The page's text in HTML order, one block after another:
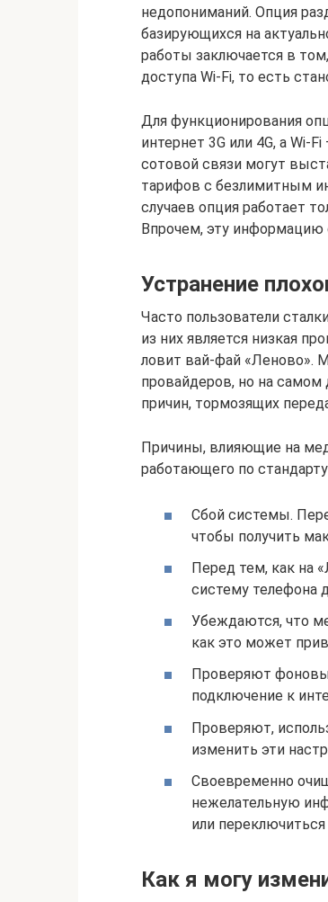
недопониманий. Опция
базирующихся на
работы заключается в
доступа Wi-Fi, то есть
Для функционирования
интернет 3G или 4G, а Wi-
сотовой связи могут
тарифов с безлимитным
случаев опция работает
Впрочем, эту информацию
Устранение
Часто пользователи
из них является низкая
ловит вай-фай «Леново».
провайдеров, но на самом
причин, тормозящих
Причины, влияющие на
работающего по
Сбой системы.
чтобы получить
Перед тем, как на
систему телефона
Убеждаются, что
как это может
Проверяют
подключение к
Проверяют,
изменить эти
Своевременно
нежелательную
или переключиться
Как я могу